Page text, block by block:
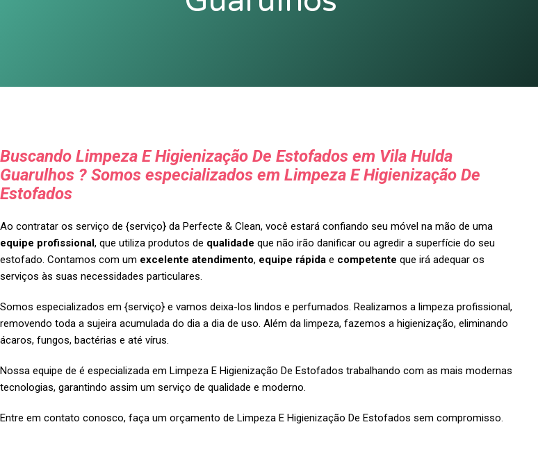
Buscando Limpeza E Higienização De Estofados em Vila Hulda
Guarulhos ? Somos especializados em Limpeza E Higienização De
Estofados
Ao contratar os serviço de {serviço} da Perfecte & Clean, você estará confiando seu móvel na mão de uma
equipe profissional, que utiliza produtos de qualidade que não irão danificar ou agredir a superfície do seu
estofado. Contamos com um excelente atendimento, equipe rápida e competente que irá adequar os
serviços às suas necessidades particulares.
Somos especializados em {serviço} e vamos deixa-los lindos e perfumados. Realizamos a limpeza profissional,
removendo toda a sujeira acumulada do dia a dia de uso. Além da limpeza, fazemos a higienização, eliminando
ácaros, fungos, bactérias e até vírus.
Nossa equipe de é especializada em Limpeza E Higienização De Estofados trabalhando com as mais modernas
tecnologias, garantindo assim um serviço de qualidade e moderno.
Entre em contato conosco, faça um orçamento de Limpeza E Higienização De Estofados sem compromisso.